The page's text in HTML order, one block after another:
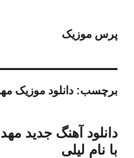
پرس موزیک
برچسب:دانلود موزیک
دانلود آهنگ جدید
با نام لیلی